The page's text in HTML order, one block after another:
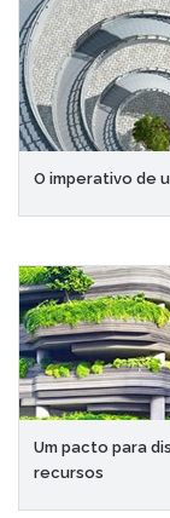
O imperativo de
Um pacto para
recursos